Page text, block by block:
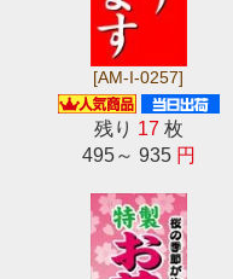
[AM-I-0257]
残り 17 枚
495～ 935 円